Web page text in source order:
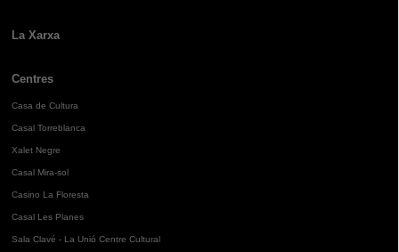
La Xarxa
Centres
Casa de Cultura
Casal Torreblanca
Xalet Negre
Casal Mira-sol
Casino La Floresta
Casal Les Planes
Sala Clavé - La Unió Centre Cultural